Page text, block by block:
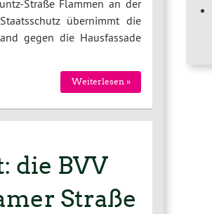
Straße Flammen an der
übernimmt die
gegen die Hausfassade
Weiterlesen »
die BVV
Straße